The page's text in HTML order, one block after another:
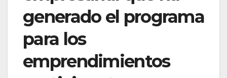
generado el programa
para los
emprendimientos